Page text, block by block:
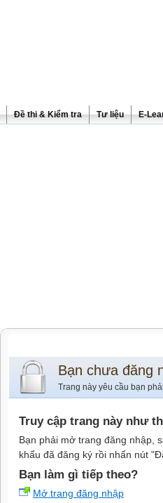
Đề thi & Kiểm tra Tư liệu E-
Bạn chưa đăng
Trang này yêu cầu bạn
Truy cập trang này như
Bạn phải mở trang đăng nhập,
khẩu đã đăng ký rồi nhấn nút
Bạn làm gì tiếp theo?
Mở trang đăng nhập